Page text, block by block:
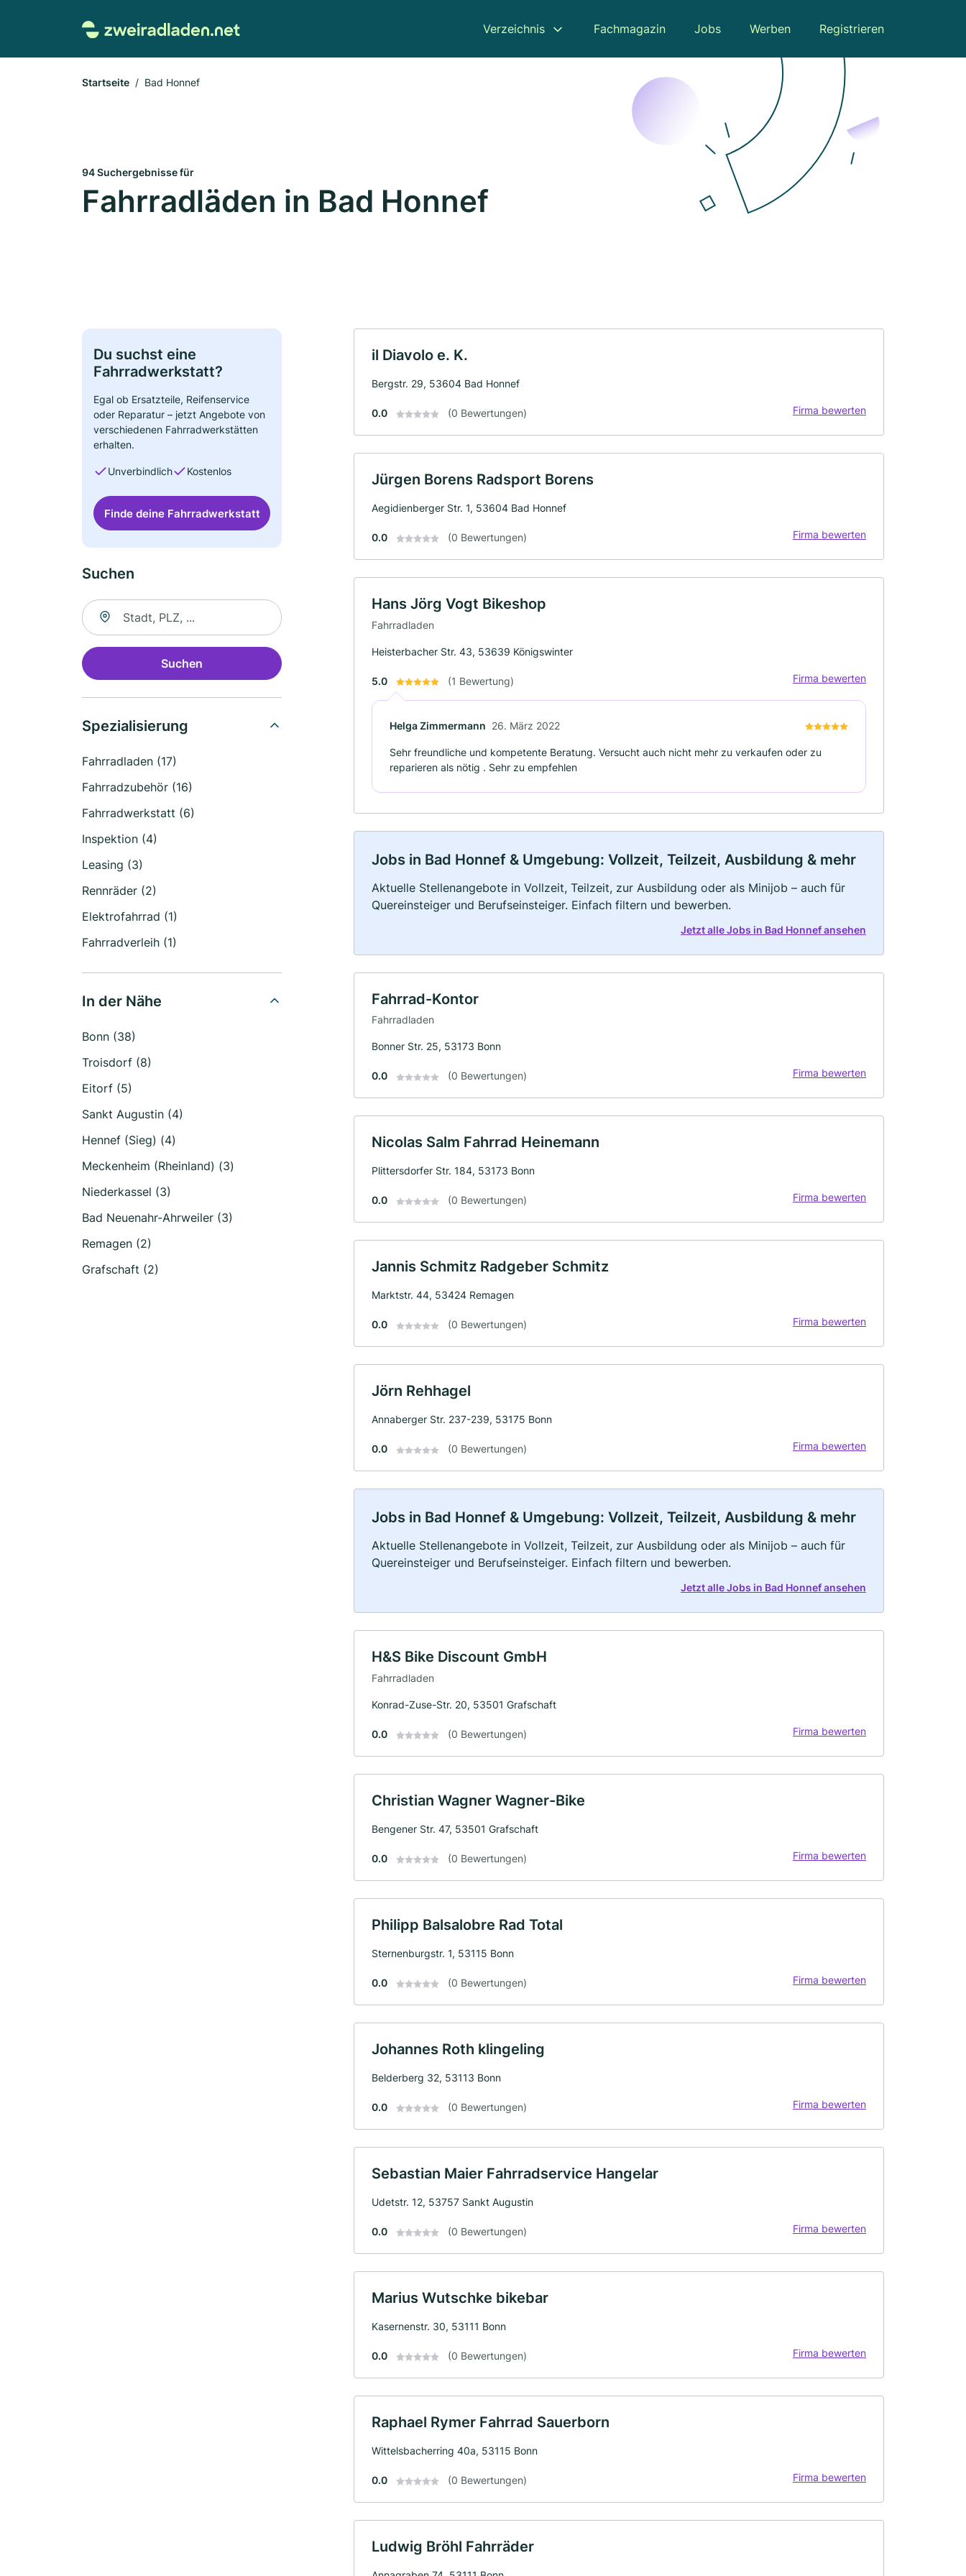
Verzeichnis Fachmagazin Jobs Werben Registrieren
Startseite Bad Honnef
94 Suchergebnisse für
Fahrradläden in Bad Honnef
Du suchst eine
Fahrradwerkstatt?
Egal ob Ersatzteile, Reifenservice
oder Reparatur – jetzt Angebote von
verschiedenen Fahrradwerkstätten
erhalten.
Unverbindlich Kostenlos
Finde deine Fahrradwerkstatt
Suchen
Suche nach Ort
Suchen
Spezialisierung
Fahrradladen (17)
Fahrradzubehör (16)
Fahrradwerkstatt (6)
Inspektion (4)
Leasing (3)
Rennräder (2)
Elektrofahrrad (1)
Fahrradverleih (1)
In der Nähe
Bonn (38)
Troisdorf (8)
Eitorf (5)
Sankt Augustin (4)
Hennef (Sieg) (4)
Meckenheim (Rheinland) (3)
Niederkassel (3)
Bad Neuenahr-Ahrweiler (3)
Remagen (2)
Grafschaft (2)
il Diavolo e. K.
Bergstr. 29, 53604 Bad Honnef
0.0 (0 Bewertungen) Firma bewerten
Jürgen Borens Radsport Borens
Aegidienberger Str. 1, 53604 Bad Honnef
0.0 (0 Bewertungen) Firma bewerten
Hans Jörg Vogt Bikeshop
Fahrradladen
Heisterbacher Str. 43, 53639 Königswinter
5.0 (1 Bewertung) Firma bewerten
Helga Zimmermann 26. März 2022
Sehr freundliche und kompetente Beratung. Versucht auch nicht mehr zu verkaufen oder zu
reparieren als nötig . Sehr zu empfehlen
Jobs in Bad Honnef & Umgebung: Vollzeit, Teilzeit, Ausbildung & mehr
Aktuelle Stellenangebote in Vollzeit, Teilzeit, zur Ausbildung oder als Minijob – auch für
Quereinsteiger und Berufseinsteiger. Einfach filtern und bewerben.
Jetzt alle Jobs in Bad Honnef ansehen
Fahrrad-Kontor
Fahrradladen
Bonner Str. 25, 53173 Bonn
0.0 (0 Bewertungen) Firma bewerten
Nicolas Salm Fahrrad Heinemann
Plittersdorfer Str. 184, 53173 Bonn
0.0 (0 Bewertungen) Firma bewerten
Jannis Schmitz Radgeber Schmitz
Marktstr. 44, 53424 Remagen
0.0 (0 Bewertungen) Firma bewerten
Jörn Rehhagel
Annaberger Str. 237-239, 53175 Bonn
0.0 (0 Bewertungen) Firma bewerten
Jobs in Bad Honnef & Umgebung: Vollzeit, Teilzeit, Ausbildung & mehr
Aktuelle Stellenangebote in Vollzeit, Teilzeit, zur Ausbildung oder als Minijob – auch für
Quereinsteiger und Berufseinsteiger. Einfach filtern und bewerben.
Jetzt alle Jobs in Bad Honnef ansehen
H&S Bike Discount GmbH
Fahrradladen
Konrad-Zuse-Str. 20, 53501 Grafschaft
0.0 (0 Bewertungen) Firma bewerten
Christian Wagner Wagner-Bike
Bengener Str. 47, 53501 Grafschaft
0.0 (0 Bewertungen) Firma bewerten
Philipp Balsalobre Rad Total
Sternenburgstr. 1, 53115 Bonn
0.0 (0 Bewertungen) Firma bewerten
Johannes Roth klingeling
Belderberg 32, 53113 Bonn
0.0 (0 Bewertungen) Firma bewerten
Sebastian Maier Fahrradservice Hangelar
Udetstr. 12, 53757 Sankt Augustin
0.0 (0 Bewertungen) Firma bewerten
Marius Wutschke bikebar
Kasernenstr. 30, 53111 Bonn
0.0 (0 Bewertungen) Firma bewerten
Raphael Rymer Fahrrad Sauerborn
Wittelsbacherring 40a, 53115 Bonn
0.0 (0 Bewertungen) Firma bewerten
Ludwig Bröhl Fahrräder